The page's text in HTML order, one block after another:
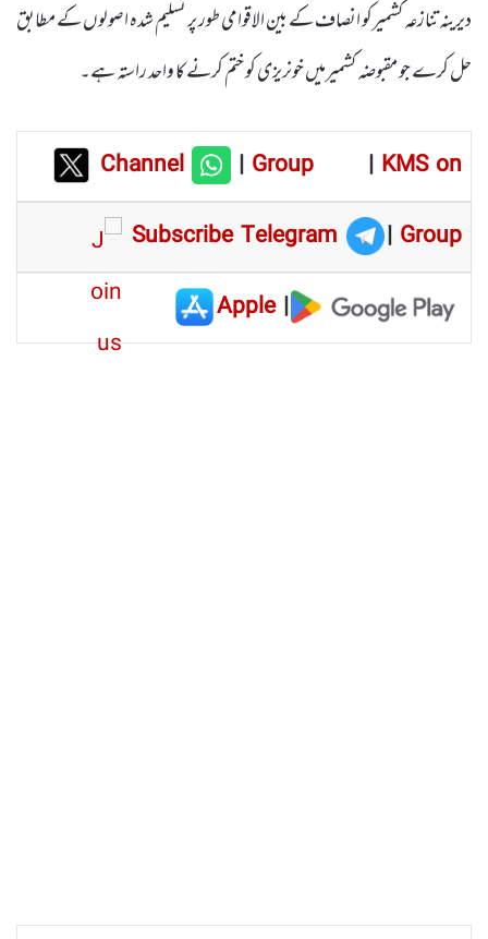
دیرینہ تنازعہ کشمیرکو انصاف کے بین الاقوامی طور پر تسلیم شدہ اصولوں کے مطابق
حل کرے جو مقبوضہ کشمیرمیں خونریزی کو ختم کرنے کا واحد راستہ ہے۔
Channel |Group | KMS on
Subscribe Telegram
| Group
|
Apple